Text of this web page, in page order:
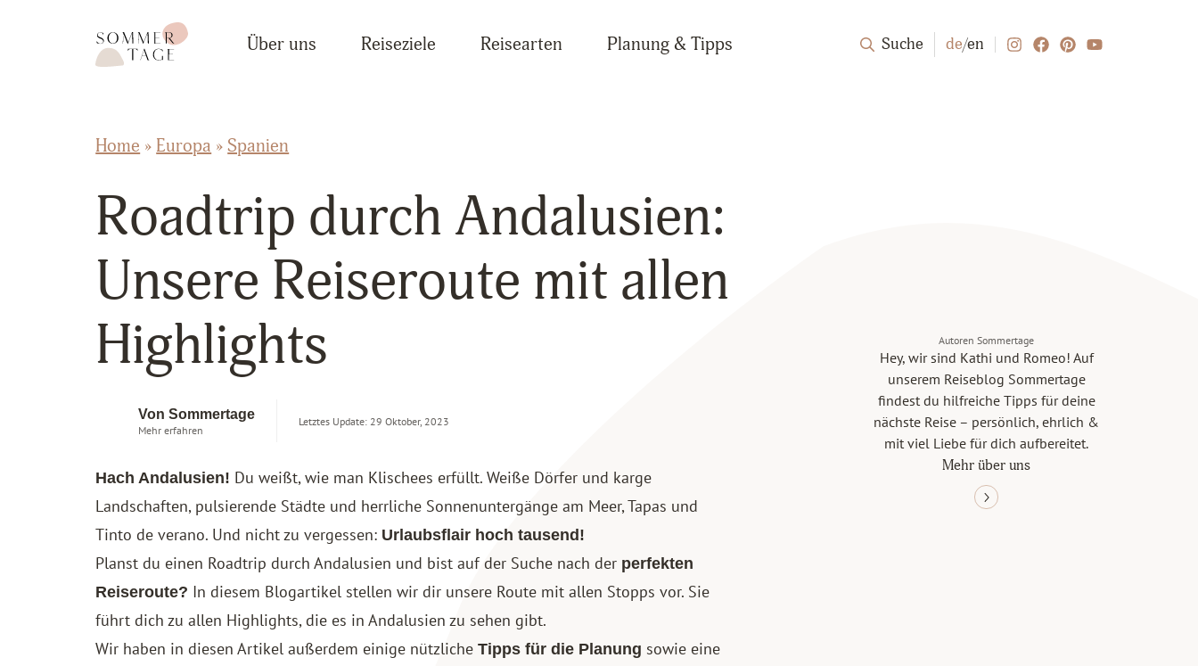
Sommertage - Der Reiseblog aus Österreich
Über uns Reiseziele Reisearten Planung & Tipps Suche de/en
Home » Europa »Spanien
Roadtrip durch Andalusien:
Unsere Reiseroute mit allen
Highlights
Von Sommertage
Mehr erfahren
Letztes Update: 29 Oktober, 2023
Hach Andalusien! Du weißt, wie man Klischees erfüllt. Weiße Dörfer und karge
Landschaften, pulsierende Städte und herrliche Sonnenuntergänge am Meer, Tapas und
Tinto de verano. Und nicht zu vergessen: Urlaubsflair hoch tausend!
Planst du einen Roadtrip durch Andalusien und bist auf der Suche nach der perfekten
Reiseroute? In diesem Blogartikel stellen wir dir unsere Route mit allen Stopps vor. Sie
führt dich zu allen Highlights, die es in Andalusien zu sehen gibt.
Wir haben in diesen Artikel außerdem einige nützliche Tipps für die Planung sowie eine
Autoren Sommertage
Hey, wir sind Kathi und Romeo! Auf
unserem Reiseblog Sommertage
findest du hilfreiche Tipps für deine
nächste Reise – persönlich, ehrlich &
mit viel Liebe für dich aufbereitet.
Mehr über uns